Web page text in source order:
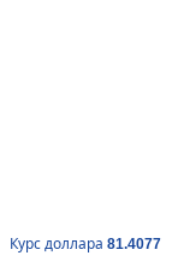
Курс доллара 81.4077